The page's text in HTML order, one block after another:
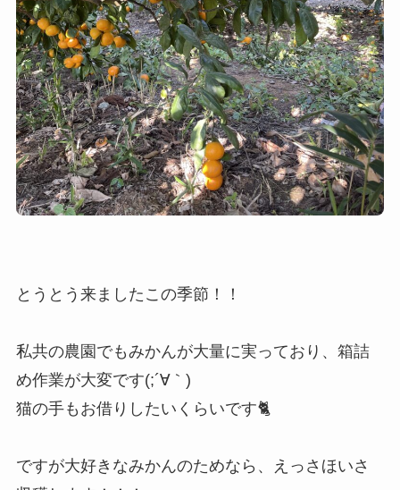
とうとう来ましたこの季節！！
私共の農園でもみかんが大量に実っており、箱詰
め作業が大変です(;´∀｀)
猫の手もお借りしたいくらいです🐈
ですが大好きなみかんのためなら、えっさほいさ